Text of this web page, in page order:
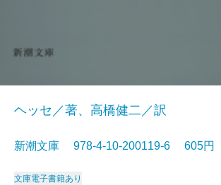
ヘッセ／著、高橋健二／訳
新潮文庫 978-4-10-200119-6 605円
文庫電子書籍あり